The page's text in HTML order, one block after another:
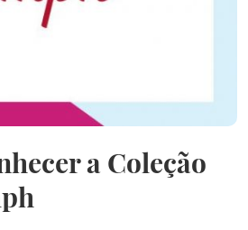
a Coleção